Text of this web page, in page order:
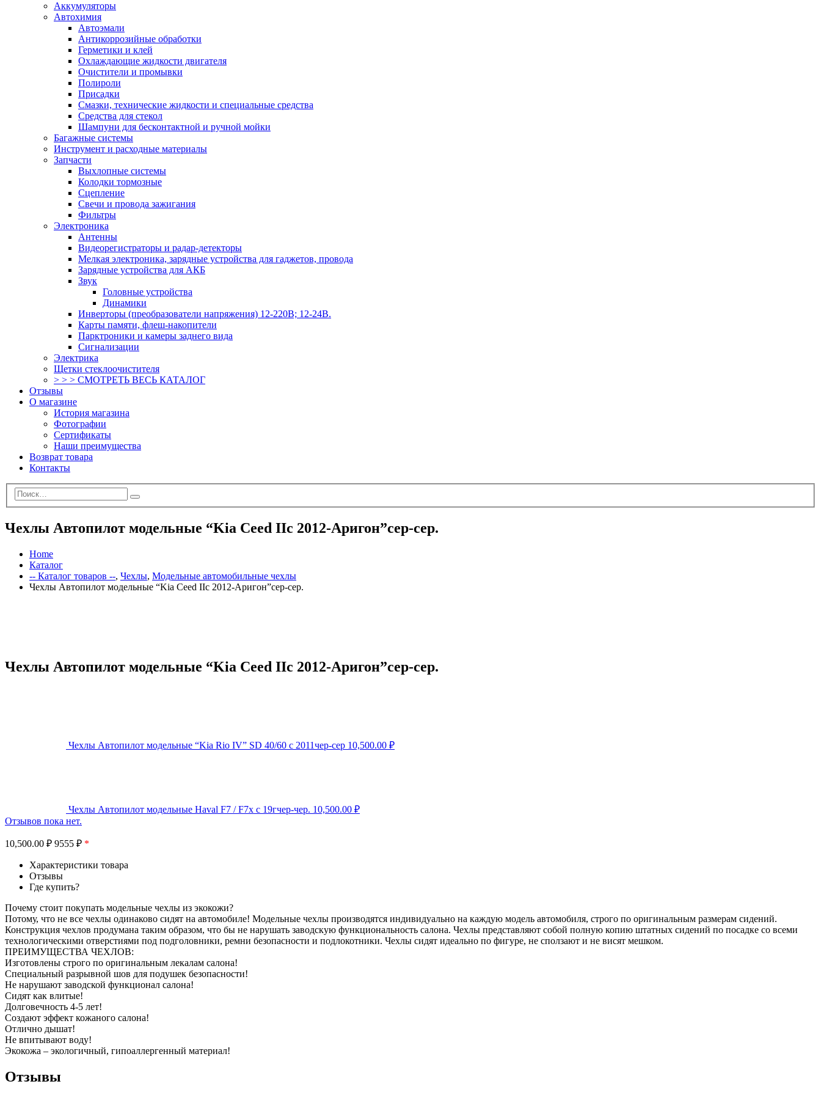
Аккумуляторы
Автохимия
Автоэмали
Антикоррозийные обработки
Герметики и клей
Охлаждающие жидкости двигателя
Очистители и промывки
Полироли
Присадки
Смазки, технические жидкости и специальные средства
Средства для стекол
Шампуни для бесконтактной и ручной мойки
Багажные системы
Инструмент и расходные материалы
Запчасти
Выхлопные системы
Колодки тормозные
Сцепление
Свечи и провода зажигания
Фильтры
Электроника
Антенны
Видеорегистраторы и радар-детекторы
Мелкая электроника, зарядные устройства для гаджетов, провода
Зарядные устройства для АКБ
Звук
Головные устройства
Динамики
Инверторы (преобразователи напряжения) 12-220В; 12-24В.
Карты памяти, флеш-накопители
Парктроники и камеры заднего вида
Сигнализации
Электрика
Щетки стеклоочистителя
> > > СМОТРЕТЬ ВЕСЬ КАТАЛОГ
Отзывы
О магазине
История магазина
Фотографии
Сертификаты
Наши преимущества
Возврат товара
Контакты
Чехлы Автопилот модельные “Kia Ceed IIс 2012-Аригон”сер-сер.
Home
Каталог
-- Каталог товаров --, Чехлы, Модельные автомобильные чехлы
Чехлы Автопилот модельные “Kia Ceed IIс 2012-Аригон”сер-сер.
Чехлы Автопилот модельные “Kia Ceed IIс 2012-Аригон”сер-сер.
Чехлы Автопилот модельные “Kia Rio IV” SD 40/60 с 2011чер-сер 10,500.00 ₽
Чехлы Автопилот модельные Haval F7 / F7x с 19гчер-чер. 10,500.00 ₽
Отзывов пока нет.
10,500.00 ₽ 9555 ₽ *
Характеристики товара
Отзывы
Где купить?
Почему стоит покупать модельные чехлы из экокожи?
Потому, что не все чехлы одинаково сидят на автомобиле! Модельные чехлы производятся индивидуально на каждую модель автомобиля, строго по оригинальным размерам сидений.
Конструкция чехлов продумана таким образом, что бы не нарушать заводскую функциональность салона. Чехлы представляют собой полную копию штатных сидений по посадке со всеми
технологическими отверстиями под подголовники, ремни безопасности и подлокотники. Чехлы сидят идеально по фигуре, не сползают и не висят мешком.
ПРЕИМУЩЕСТВА ЧЕХЛОВ:
Изготовлены строго по оригинальным лекалам салона!
Специальный разрывной шов для подушек безопасности!
Не нарушают заводской функционал салона!
Сидят как влитые!
Долговечность 4-5 лет!
Создают эффект кожаного салона!
Отлично дышат!
Не впитывают воду!
Экокожа – экологичный, гипоаллергенный материал!
Отзывы